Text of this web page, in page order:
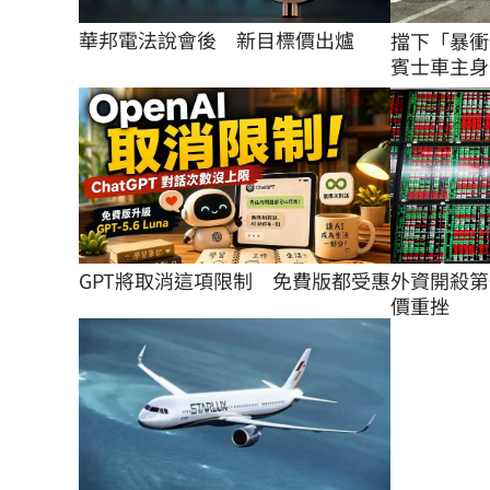
華邦電法說會後　新目標價出爐
擋下「暴
賓士車主
GPT將取消這項限制　免費版都受惠外資開殺
價重挫